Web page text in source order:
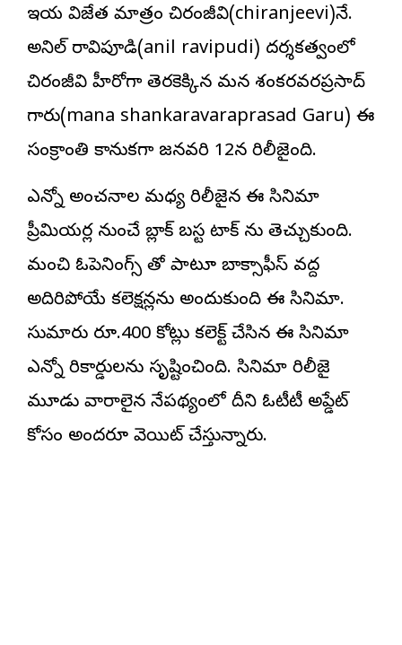
ఇయ‌ర్ విజేత మాత్రం చిరంజీవి(chiranjeevi)నే.
అనిల్ రావిపూడి(anil ravipudi) ద‌ర్శ‌క‌త్వంలో
చిరంజీవి హీరోగా తెర‌కెక్కిన మ‌న శంక‌ర‌వ‌ర‌ప్ర‌సాద్
గారు(mana shankaravaraprasad Garu) ఈ
సంక్రాంతి కానుక‌గా జ‌న‌వ‌రి 12న రిలీజైంది.
ఎన్నో అంచ‌నాల మ‌ధ్య రిలీజైన ఈ సినిమా
ప్రీమియ‌ర్ల నుంచే బ్లాక్ బ‌స్ట‌ర్ టాక్ ను తెచ్చుకుంది.
మంచి ఓపెనింగ్స్ తో పాటూ బాక్సాఫీస్ వ‌ద్ద
అదిరిపోయే క‌లెక్ష‌న్ల‌ను అందుకుంది ఈ సినిమా.
సుమారు రూ.400 కోట్లు క‌లెక్ట్ చేసిన ఈ సినిమా
ఎన్నో రికార్డుల‌ను సృష్టించింది. సినిమా రిలీజై
మూడు వారాలైన నేప‌థ్యంలో దీని ఓటీటీ అప్డేట్
కోసం అంద‌రూ వెయిట్ చేస్తున్నారు.